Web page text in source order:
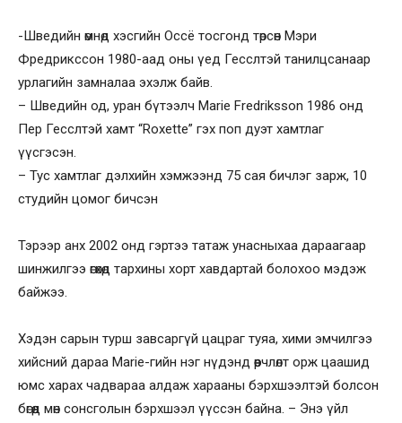
-Шведийн өмнөд хэсгийн Оссё тосгонд төрсөн Мэри
Фредрикссон 1980-аад оны үед Гесслтэй танилцсанаар
урлагийн замналаа эхэлж байв.
– Шведийн од, уран бүтээлч Marie Fredriksson 1986 онд
Пер Гесслтэй хамт “Roxette” гэх поп дуэт хамтлаг
үүсгэсэн.
– Тус хамтлаг дэлхийн хэмжээнд 75 сая бичлэг зарж, 10
студийн цомог бичсэн
Тэрээр анх 2002 онд гэртээ татаж унасныхаа дараагаар
шинжилгээ өгөхөд тархины хорт хавдартай болохоо мэдэж
байжээ.
Хэдэн сарын турш завсаргүй цацраг туяа, хими эмчилгээ
хийсний дараа Marie-гийн нэг нүдэнд өөрчлөлт орж цаашид
юмс харах чадвараа алдаж харааны бэрхшээлтэй болсон
бөгөөд мөн сонсголын бэрхшээл үүссэн байна. – Энэ үйл